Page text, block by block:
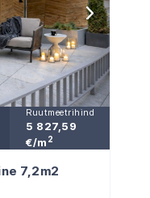
Ruutmeetrihind
5 827,59
€/m 2
7,2m2